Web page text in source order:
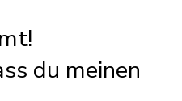
du meinen